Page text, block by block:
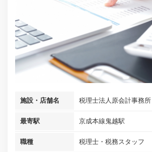
施設・店舗名 税理士法人原会計事務所
最寄駅 京成本線鬼越駅
職種 税理士・税務スタッフ